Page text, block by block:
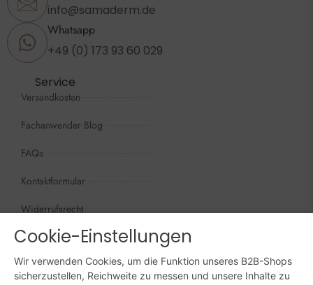
info@samaderm.de
Whatsapp
+49 (0) 173 93 60 029
Service
Versandkosten
Fachanwender Blog
FAQs
Kontaktformular
Widerrufsrecht
Öffnungszeiten
Wir sind persönlich, für Sie da:
Mo - Do: 09:00 - 16:00 Uhr
Cookie-Einstellungen
Wir verwenden Cookies, um die Funktion unseres B2B-Shops
sicherzustellen, Reichweite zu messen und unsere Inhalte zu